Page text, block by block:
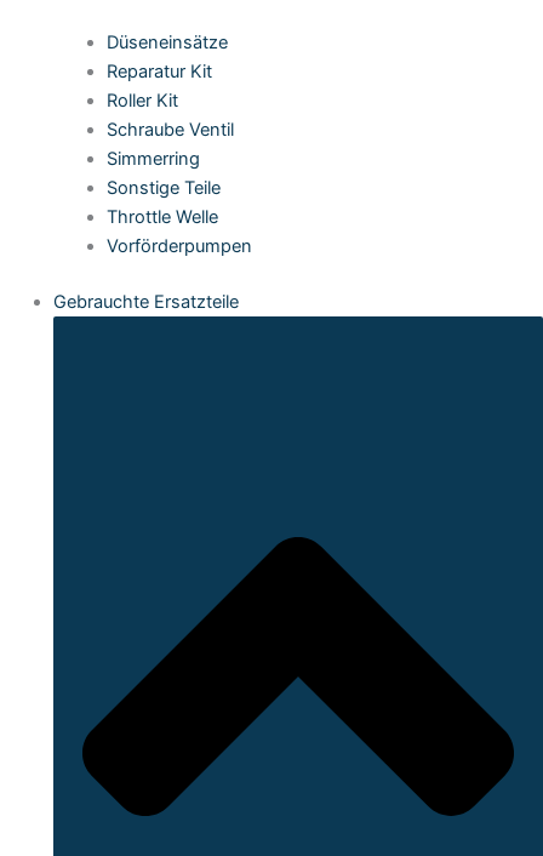
Düseneinsätze
Reparatur Kit
Roller Kit
Schraube Ventil
Simmerring
Sonstige Teile
Throttle Welle
Vorförderpumpen
Gebrauchte Ersatzteile